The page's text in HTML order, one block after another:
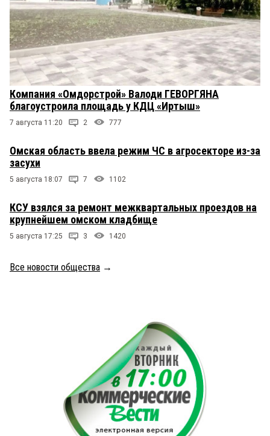
Компания «Омдорстрой» Валоди ГЕВОРГЯНА
благоустроила площадь у КДЦ «Иртыш»
7 августа 11:20 2 777
Омская область ввела режим ЧС в агросекторе из-за
засухи
5 августа 18:07 7 1102
КСУ взялся за ремонт межквартальных проездов на
крупнейшем омском кладбище
5 августа 17:25 3 1420
Все новости общества →